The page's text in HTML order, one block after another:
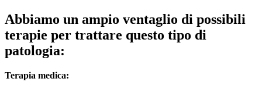
Abbiamo un ampio ventaglio di possibili
terapie per trattare questo tipo di
patologia:
Terapia medica: